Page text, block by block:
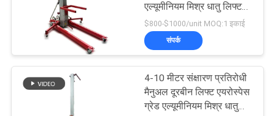
बैटरी संचालित फोर्कलिफ्ट
24
एल्यूमीनियम मिश्र धातु लिफ्ट
प्लेटफार्म ऊंचाई के साथ
अधिकतम 9 मीटर
$800-$1000/unit MOQ:1 इकाई
संपर्क
4-10 मीटर संक्षारण प्रतिरोधी
मैनुअल दूरबीन लिफ्ट एयरोस्पेस
ग्रेड एल्यूमीनियम मिश्र धातु